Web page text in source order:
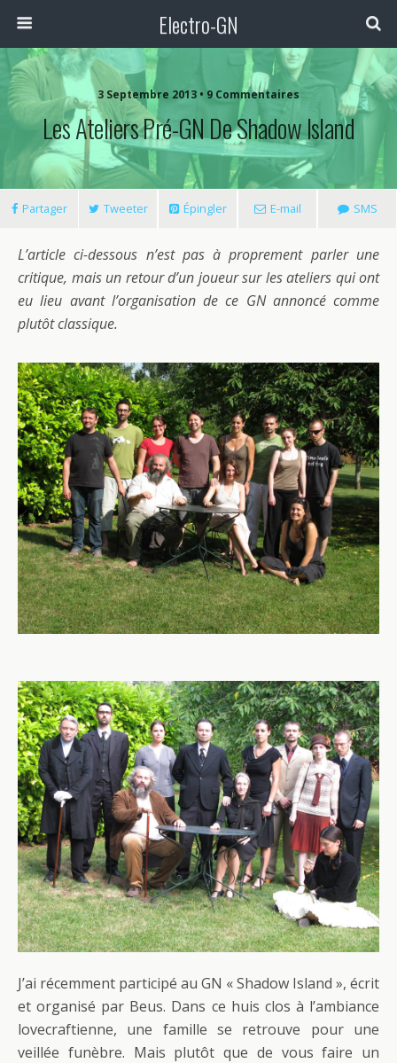
Electro-GN
3 Septembre 2013 • 9 Commentaires
Les Ateliers Pré-GN De Shadow Island
Partager Tweeter Épingler E-mail SMS
L’article ci-dessous n’est pas à proprement parler une
critique, mais un retour d’un joueur sur les ateliers qui ont
eu lieu avant l’organisation de ce GN annoncé comme
plutôt classique.
J’ai récemment participé au GN « Shadow Island », écrit
et organisé par Beus. Dans ce huis clos à l’ambiance
lovecraftienne, une famille se retrouve pour une
veillée funèbre. Mais plutôt que de vous faire un